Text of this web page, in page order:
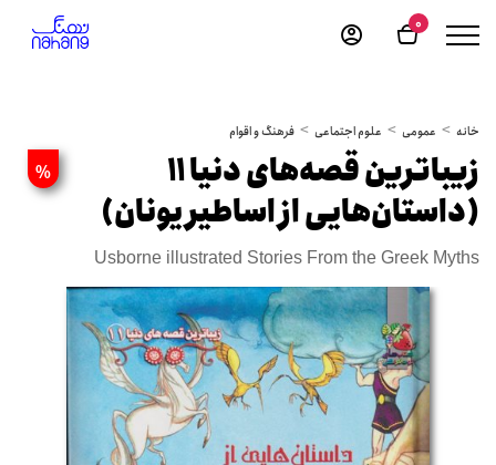
0
خانه عمومی علوم اجتماعی فرهنگ و اقوام
%
زیباترین قصه‌های دنیا 11
(داستان‌هایی از اساطیر یونان)
Usborne illustrated Stories From the Greek Myths